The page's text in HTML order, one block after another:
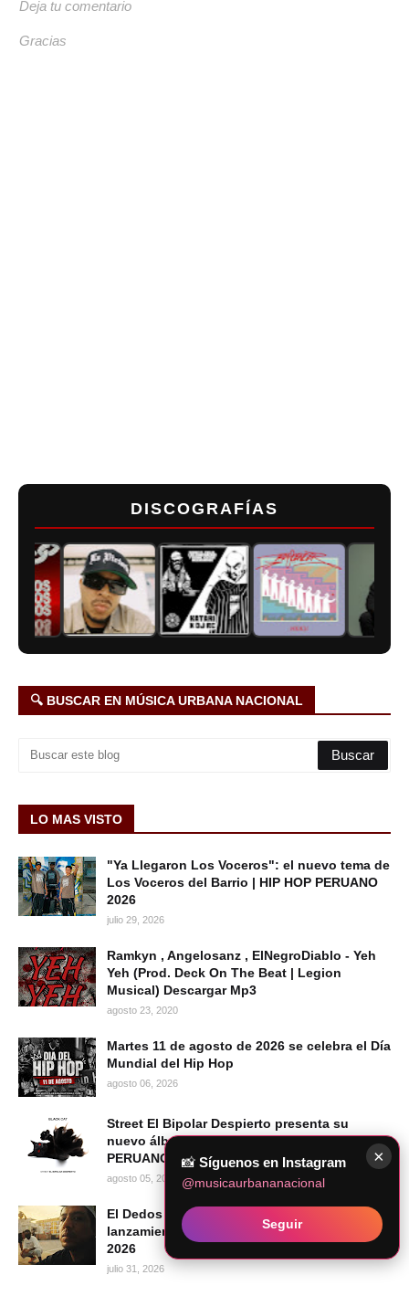
Deja tu comentario
Gracias
DISCOGRAFÍAS
🔍 BUSCAR EN MÚSICA URBANA NACIONAL
LO MAS VISTO
"Ya Llegaron Los Voceros": el nuevo tema de
Los Voceros del Barrio | HIP HOP PERUANO
2026
julio 29, 2026
Ramkyn , Angelosanz , ElNegroDiablo - Yeh
Yeh (Prod. Deck On The Beat | Legion
Musical) Descargar Mp3
agosto 23, 2020
Martes 11 de agosto de 2026 se celebra el Día
Mundial del Hip Hop
agosto 06, 2026
Street El Bipolar Despierto presenta su
nuevo álbum BLACK CAT | HIP HOP
PERUANO 2026
agosto 05, 2026
El Dedos presenta "Mi Voz", su más reciente
lanzamiento audiovisual | Hip Hop Peruano
2026
julio 31, 2026
×
📸 Síguenos en Instagram
@musicaurbananacional
Seguir